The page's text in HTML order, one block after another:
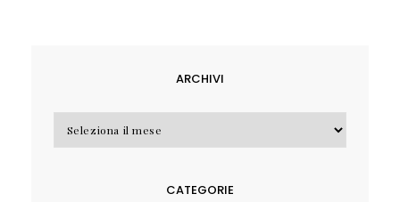
ARCHIVI
CATEGORIE